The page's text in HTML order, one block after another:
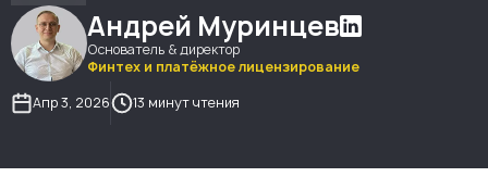
Андрей Муринцев
Основатель & директор
Финтех и платёжное лицензирование
Апр 3, 2026
13 минут чтения